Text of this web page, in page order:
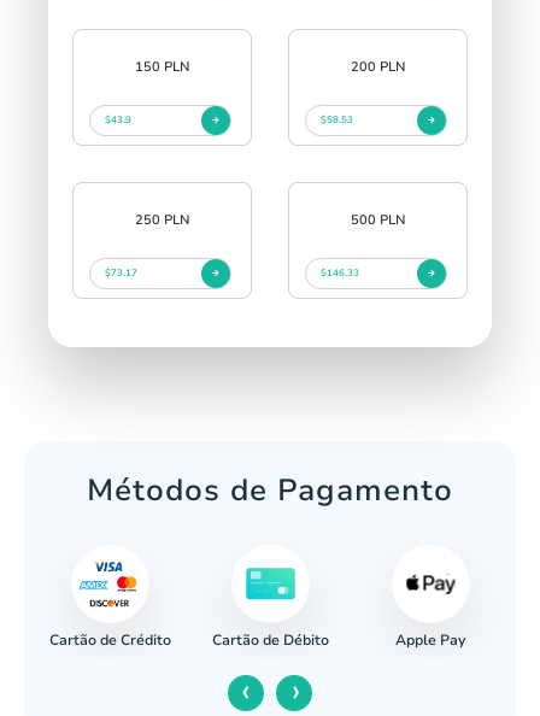
150 PLN
$43.9
200 PLN
$58.53
250 PLN
$73.17
500 PLN
$146.33
Métodos de Pagamento
Cartão de Crédito Cartão de Débito Apple Pay
‹ ›